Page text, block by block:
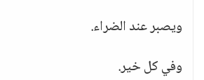
ويصبر عند الضراء.
وفي كل خير.